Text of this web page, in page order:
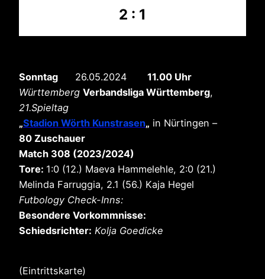
2 : 1
Sonntag 26.05.2024 11.00 Uhr
Württemberg Verbandsliga Württemberg,
21.Spieltag
„Stadion Wörth Kunstrasen„ in Nürtingen –
80 Zuschauer
Match 308 (2023/2024)
Tore: 1:0 (12.) Maeva Hammelehle, 2:0 (21.)
Melinda Farruggia, 2.1 (56.) Kaja Hegel
Futbology Check-Inns:
Besondere Vorkommnisse:
Schiedsrichter: Kolja Goedicke
(Eintrittskarte)